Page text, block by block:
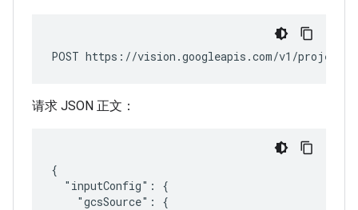
POST https://vision.googleapis.com/v1/projects/
请求 JSON 正文：
{
  "inputConfig": {
    "gcsSource": {